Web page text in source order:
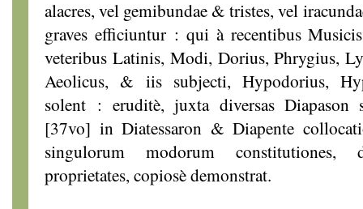
alacres, vel gemibundae & tristes, vel
graves efficiuntur : qui à recentibus
veteribus Latinis, Modi, Dorius, Phrygius,
Aeolicus, & iis subjecti, Hypodorius,
solent : eruditè, juxta diversas Diapason
[37vo] in Diatessaron & Diapente
singulorum modorum
proprietates, copiosè demonstrat.